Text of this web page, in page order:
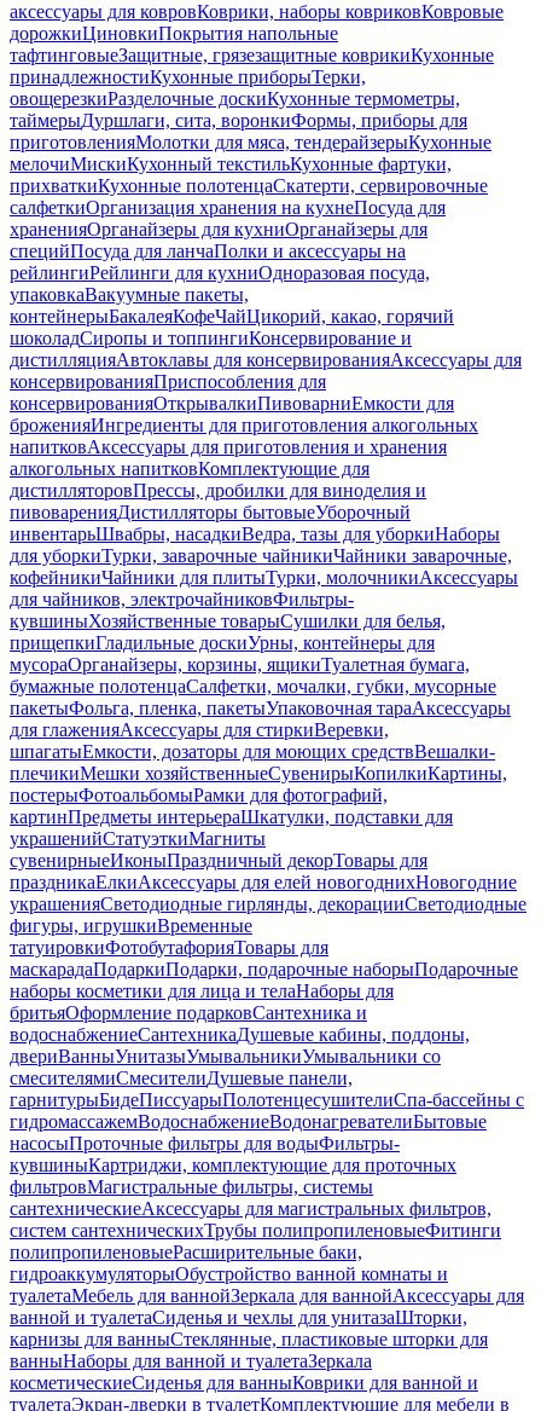
аксессуары для ковровКоврики, наборы ковриковКовровые
дорожкиЦиновкиПокрытия напольные
тафтинговыеЗащитные, грязезащитные коврикиКухонные
принадлежностиКухонные приборыТерки,
овощерезкиРазделочные доскиКухонные термометры,
таймерыДуршлаги, сита, воронкиФормы, приборы для
приготовленияМолотки для мяса, тендерайзерыКухонные
мелочиМискиКухонный текстильКухонные фартуки,
прихваткиКухонные полотенцаСкатерти, сервировочные
салфеткиОрганизация хранения на кухнеПосуда для
храненияОрганайзеры для кухниОрганайзеры для
специйПосуда для ланчаПолки и аксессуары на
рейлингиРейлинги для кухниОдноразовая посуда,
упаковкаВакуумные пакеты,
контейнерыБакалеяКофеЧайЦикорий, какао, горячий
шоколадСиропы и топпингиКонсервирование и
дистилляцияАвтоклавы для консервированияАксессуары для
консервированияПриспособления для
консервированияОткрывалкиПивоварниЕмкости для
броженияИнгредиенты для приготовления алкогольных
напитковАксессуары для приготовления и хранения
алкогольных напитковКомплектующие для
дистилляторовПрессы, дробилки для виноделия и
пивоваренияДистилляторы бытовыеУборочный
инвентарьШвабры, насадкиВедра, тазы для уборкиНаборы
для уборкиТурки, заварочные чайникиЧайники заварочные,
кофейникиЧайники для плитыТурки, молочникиАксессуары
для чайников, электрочайниковФильтры-
кувшиныХозяйственные товарыСушилки для белья,
прищепкиГладильные доскиУрны, контейнеры для
мусораОрганайзеры, корзины, ящикиТуалетная бумага,
бумажные полотенцаСалфетки, мочалки, губки, мусорные
пакетыФольга, пленка, пакетыУпаковочная тараАксессуары
для глаженияАксессуары для стиркиВеревки,
шпагатыЕмкости, дозаторы для моющих средствВешалки-
плечикиМешки хозяйственныеСувенирыКопилкиКартины,
постерыФотоальбомыРамки для фотографий,
картинПредметы интерьераШкатулки, подставки для
украшенийСтатуэткиМагниты
сувенирныеИконыПраздничный декорТовары для
праздникаЕлкиАксессуары для елей новогоднихНовогодние
украшенияСветодиодные гирлянды, декорацииСветодиодные
фигуры, игрушкиВременные
татуировкиФотобутафорияТовары для
маскарадаПодаркиПодарки, подарочные наборыПодарочные
наборы косметики для лица и телаНаборы для
бритьяОформление подарковСантехника и
водоснабжениеСантехникаДушевые кабины, поддоны,
двериВанныУнитазыУмывальникиУмывальники со
смесителямиСмесителиДушевые панели,
гарнитурыБидеПиссуарыПолотенцесушителиСпа-бассейны с
гидромассажемВодоснабжениеВодонагревателиБытовые
насосыПроточные фильтры для водыФильтры-
кувшиныКартриджи, комплектующие для проточных
фильтровМагистральные фильтры, системы
сантехническиеАксессуары для магистральных фильтров,
систем сантехническихТрубы полипропиленовыеФитинги
полипропиленовыеРасширительные баки,
гидроаккумуляторыОбустройство ванной комнаты и
туалетаМебель для ваннойЗеркала для ваннойАксессуары для
ванной и туалетаСиденья и чехлы для унитазаШторки,
карнизы для ванныСтеклянные, пластиковые шторки для
ванныНаборы для ванной и туалетаЗеркала
косметическиеСиденья для ванныКоврики для ванной и
туалетаЭкран-дверки в туалетКомплектующие для мебели в